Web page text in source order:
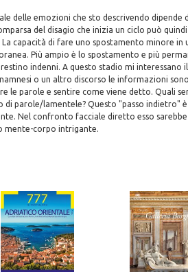
delle emozioni che sto descrivendo
del disagio che inizia un ciclo può
capacità di fare uno spostamento minore in
Più ampio è lo spostamento e più
indenni. A questo stadio mi interessano
o un altro discorso le informazioni
le parole e sentire come viene detto. Quali
di parole/lamentele? Questo "passo indietro"
Nel confronto facciale diretto esso
mente-corpo intrigante.